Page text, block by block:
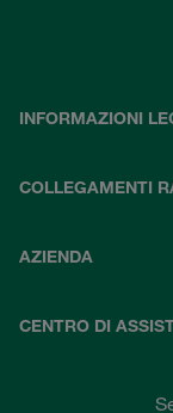
INFORMAZIONI
COLLEGAMENTI
AZIENDA
CENTRO DI